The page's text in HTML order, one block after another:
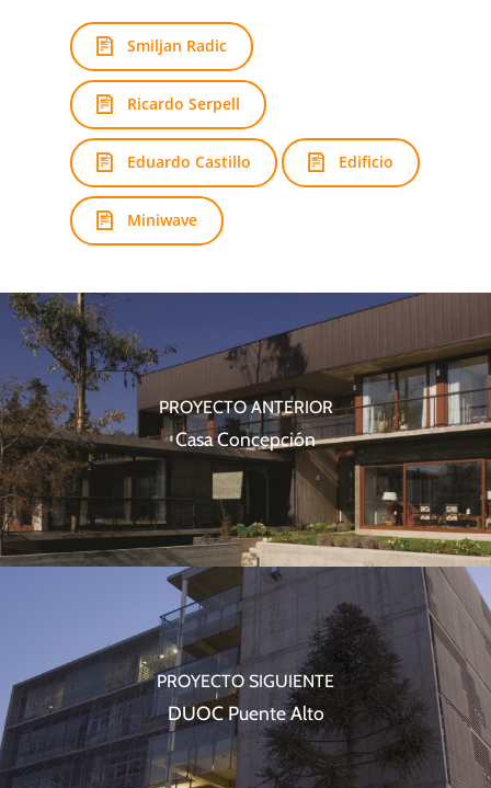
Smiljan Radic
Ricardo Serpell
Eduardo Castillo Edificio
Miniwave
PROYECTO ANTERIOR
Casa Concepción
PROYECTO SIGUIENTE
DUOC Puente Alto